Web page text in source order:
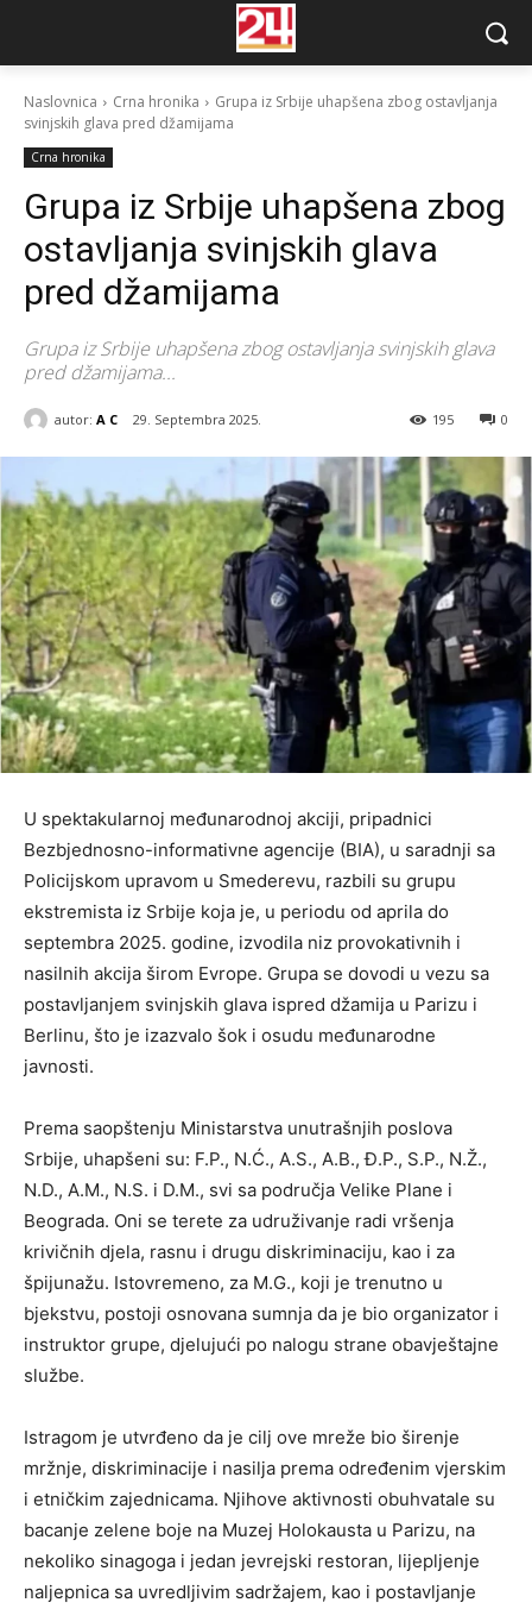
Naslovnica Crna hronika
Grupa iz Srbije uhapšena zbog ostavljanja
svinjskih glava pred džamijama
Crna hronika
Grupa iz Srbije uhapšena zbog
ostavljanja svinjskih glava
pred džamijama
Grupa iz Srbije uhapšena zbog ostavljanja svinjskih glava
pred džamijama...
autor: A C 29. Septembra 2025. 0
195
U spektakularnoj međunarodnoj akciji, pripadnici
Bezbjednosno-informativne agencije (BIA), u saradnji sa
Policijskom upravom u Smederevu, razbili su grupu
ekstremista iz Srbije koja je, u periodu od aprila do
septembra 2025. godine, izvodila niz provokativnih i
nasilnih akcija širom Evrope. Grupa se dovodi u vezu sa
postavljanjem svinjskih glava ispred džamija u Parizu i
Berlinu, što je izazvalo šok i osudu međunarodne
javnosti.
Prema saopštenju Ministarstva unutrašnjih poslova
Srbije, uhapšeni su: F.P., N.Ć., A.S., A.B., Đ.P., S.P., N.Ž.,
N.D., A.M., N.S. i D.M., svi sa područja Velike Plane i
Beograda. Oni se terete za udruživanje radi vršenja
krivičnih djela, rasnu i drugu diskriminaciju, kao i za
špijunažu. Istovremeno, za M.G., koji je trenutno u
bjekstvu, postoji osnovana sumnja da je bio organizator i
instruktor grupe, djelujući po nalogu strane obavještajne
službe.
Istragom je utvrđeno da je cilj ove mreže bio širenje
mržnje, diskriminacije i nasilja prema određenim vjerskim
i etničkim zajednicama. Njihove aktivnosti obuhvatale su
bacanje zelene boje na Muzej Holokausta u Parizu, na
nekoliko sinagoga i jedan jevrejski restoran, lijepljenje
naljepnica sa uvredljivim sadržajem, kao i postavljanje